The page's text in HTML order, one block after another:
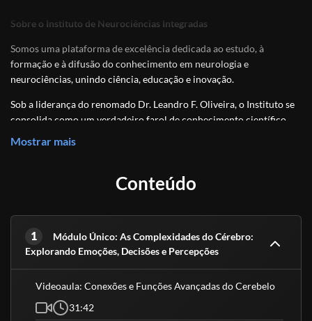
Sobre o Instituto de Neurociências Integradas
Somos uma plataforma de excelência dedicada ao estudo, à
formação e à difusão do conhecimento em neurologia e
neurociências, unindo ciência, educação e inovação.
Sob a liderança do renomado Dr. Leandro F. Oliveira, o Instituto se
consolida como um verdadeiro farol de conhecimento científico
Nosso propósito é democratizar o saber científico, formar
impulsionar uma compreensão integrada da mente, do cérebro e do
comportamento.
Corpo docente
Dr. Leandro Freitas Oliveira
Mostrar mais
Conteúdo
1
Módulo Único: As Complexidades do Cérebro:
Explorando Emoções, Decisões e Percepções
Videoaula: Conexões e Funções Avançadas do Cerebelo
31:42